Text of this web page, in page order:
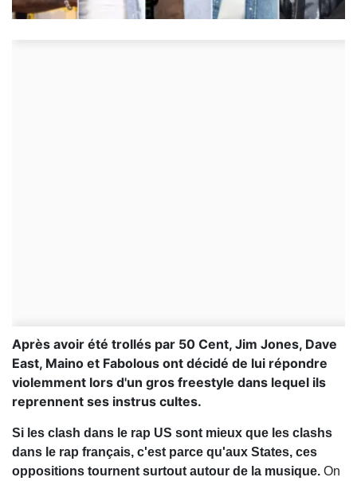
Après avoir été trollés par 50 Cent, Jim Jones, Dave
East, Maino et Fabolous ont décidé de lui répondre
violemment lors d'un gros freestyle dans lequel ils
reprennent ses instrus cultes.
Si les clash dans le rap US sont mieux que les clashs
dans le rap français, c'est parce qu'aux States, ces
oppositions tournent surtout autour de la musique. On